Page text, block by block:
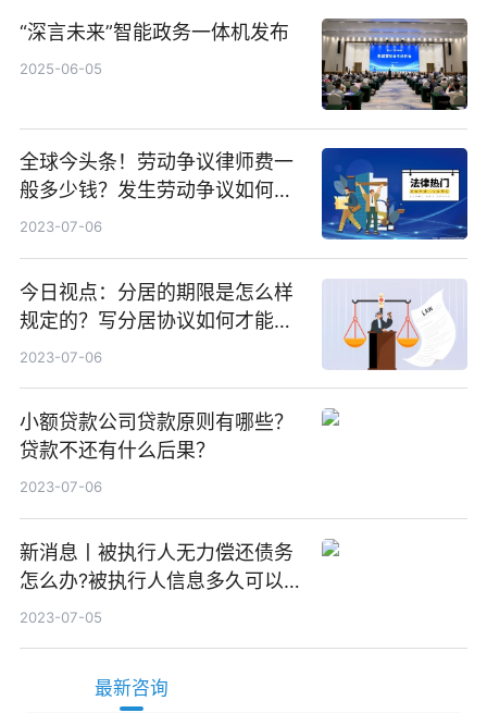
“深言未来”智能政务一体机发布
2025-06-05
全球今头条！劳动争议律师费一
般多少钱？发生劳动争议如何算
工资？
2023-07-06
今日视点：分居的期限是怎么样
规定的？写分居协议如何才能有
效？
2023-07-06
小额贷款公司贷款原则有哪些？
贷款不还有什么后果？
2023-07-06
新消息丨被执行人无力偿还债务
怎么办?被执行人信息多久可以
消除?
2023-07-05
最新咨询